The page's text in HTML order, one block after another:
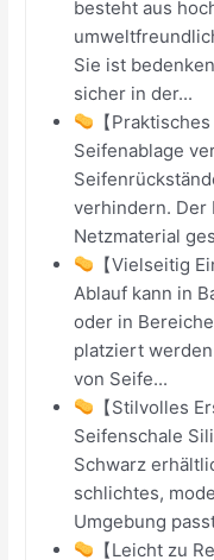
besteht aus
Sie ist
sicher in der...
【
Seifenablage
verhindern. Der
Netzmaterial
【Vielseitig
Ablauf kann in
oder in
platziert
von Seife...
【Stilvolles
Seifenschale
Schwarz
schlichtes,
Umgebung
【Leicht zu